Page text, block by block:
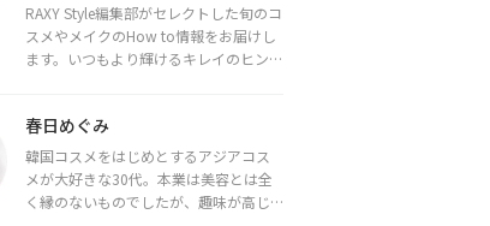
RAXY Style編集部がセレクトした旬のコ
スメやメイクのHow to情報をお届けし
ます。いつもより輝けるキレイのヒント
春日めぐみ
韓国コスメをはじめとするアジアコス
メが大好きな30代。本業は美容とは全
く縁のないものでしたが、趣味が高じ